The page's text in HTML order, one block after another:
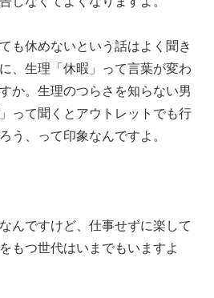
も休めないという話はよく聞き
、生理「休暇」って言葉が変わ
か。生理のつらさを知らない男
って聞くとアウトレットでも行
う、って印象なんですよ。
んですけど、仕事せずに楽して
もつ世代はいまでもいますよ